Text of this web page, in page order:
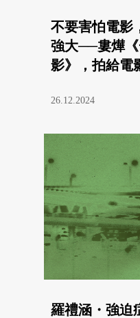
不要害怕電影
強大──婁燁
影》，拍給電
26.12.2024
羅禮涵・強迫